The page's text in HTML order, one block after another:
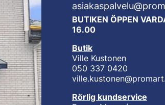
BUTIKEN ÖPPEN
16.00
Butik
Ville Kustonen
050 337 0420
Rörlig kundservice